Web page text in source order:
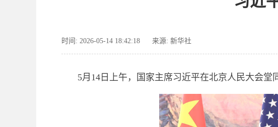
时间: 2026-05-14 18:42:18 来源: 新华社
5月14日上午，国家主席习近平在北京人民大会堂